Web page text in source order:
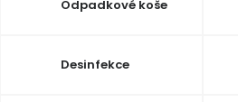
Odpadkové koše
Desinfekce